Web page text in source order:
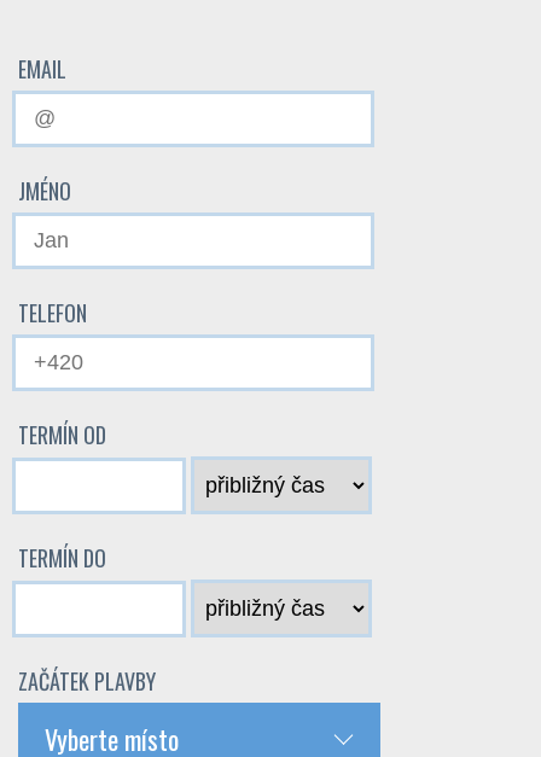
EMAIL
JMÉNO
TELEFON
TERMÍN OD
TERMÍN DO
ZAČÁTEK PLAVBY
Vyberte místo